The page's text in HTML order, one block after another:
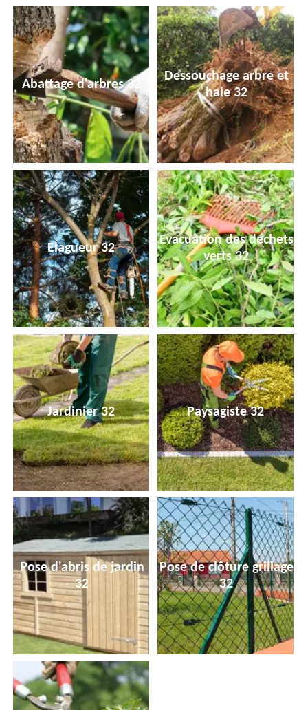
Abattage d'arbres 32
Dessouchage arbre et
haie 32
Elagueur 32
Evacuation des déchets
verts 32
Jardinier 32 Paysagiste 32
Pose d'abris de jardin
32
Pose de clôture grillage
32